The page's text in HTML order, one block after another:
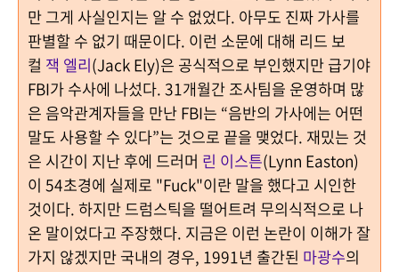
만 그게 사실인지는 알 수 없었다. 아무도 진짜 가사를
판별할 수 없기 때문이다. 이런 소문에 대해 리드 보
컬 잭 엘리(Jack Ely)은 공식적으로 부인했지만 급기야
FBI가 수사에 나섰다. 31개월간 조사팀을 운영하며 많
은 음악관계자들을 만난FBI는 “음반의 가사에는 어떤
말도 사용할 수 있다”는 것으로 끝을 맺었다. 재밌는 것
은 시간이 지난 후에 드러머 린 이스튼(Lynn Easton)
이 54초경에 실제로 "Fuck"이란 말을 했다고 시인한
것이다.하지만 드럼스틱을 떨어트려 무의식적으로 나
온 말이었다고 주장했다. 지금은 이런 논란이 이해가 잘
가지 않겠지만 국내의 경우, 1991년 출간된 마광수의